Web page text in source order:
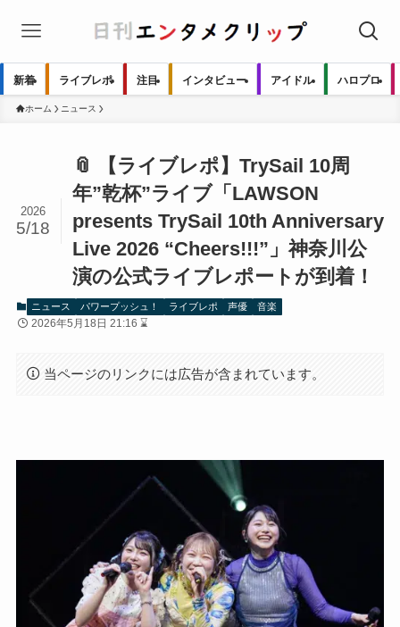
新着 ライブレポ 注目 インタビュー アイドル ハロプロ
ホーム ニュース
📎 【ライブレポ】TrySail 10周
年”乾杯”ライブ「LAWSON
presents TrySail 10th Anniversary
Live 2026 “Cheers!!!”」神奈川公
演の公式ライブレポートが到着！
2026
5/18
ニュース パワープッシュ！ ライブレポ 声優 音楽
2026年5月18日 21:16 ⌛
当ページのリンクには広告が含まれています。